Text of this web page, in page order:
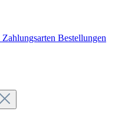
Zahlungsarten Bestellungen